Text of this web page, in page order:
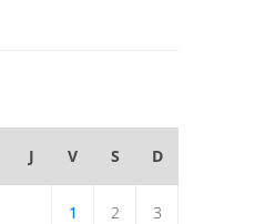
J V S D
1 2 3